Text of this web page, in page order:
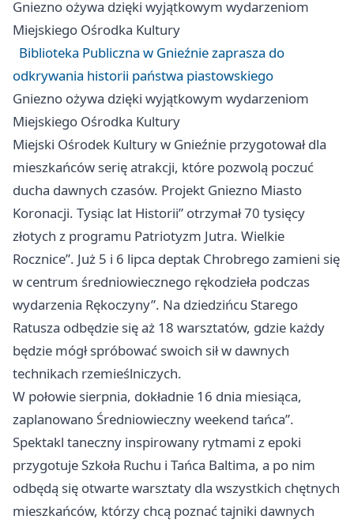
Gniezno ożywa dzięki wyjątkowym wydarzeniom
Miejskiego Ośrodka Kultury
Biblioteka Publiczna w Gnieźnie zaprasza do
odkrywania historii państwa piastowskiego
Gniezno ożywa dzięki wyjątkowym wydarzeniom
Miejskiego Ośrodka Kultury
Miejski Ośrodek Kultury w Gnieźnie przygotował dla
mieszkańców serię atrakcji, które pozwolą poczuć
ducha dawnych czasów. Projekt Gniezno Miasto
Koronacji. Tysiąc lat Historii” otrzymał 70 tysięcy
złotych z programu Patriotyzm Jutra. Wielkie
Rocznice”. Już 5 i 6 lipca deptak Chrobrego zamieni się
w centrum średniowiecznego rękodzieła podczas
wydarzenia Rękoczyny”. Na dziedzińcu Starego
Ratusza odbędzie się aż 18 warsztatów, gdzie każdy
będzie mógł spróbować swoich sił w dawnych
technikach rzemieślniczych.
W połowie sierpnia, dokładnie 16 dnia miesiąca,
zaplanowano Średniowieczny weekend tańca”.
Spektakl taneczny inspirowany rytmami z epoki
przygotuje Szkoła Ruchu i Tańca Baltima, a po nim
odbędą się otwarte warsztaty dla wszystkich chętnych
mieszkańców, którzy chcą poznać tajniki dawnych